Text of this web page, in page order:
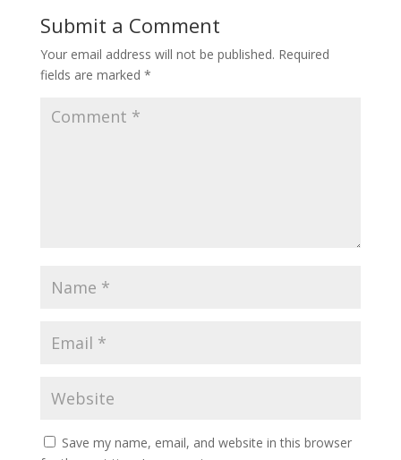
Submit a Comment
Your email address will not be published. Required
fields are marked *
Save my name, email, and website in this browser